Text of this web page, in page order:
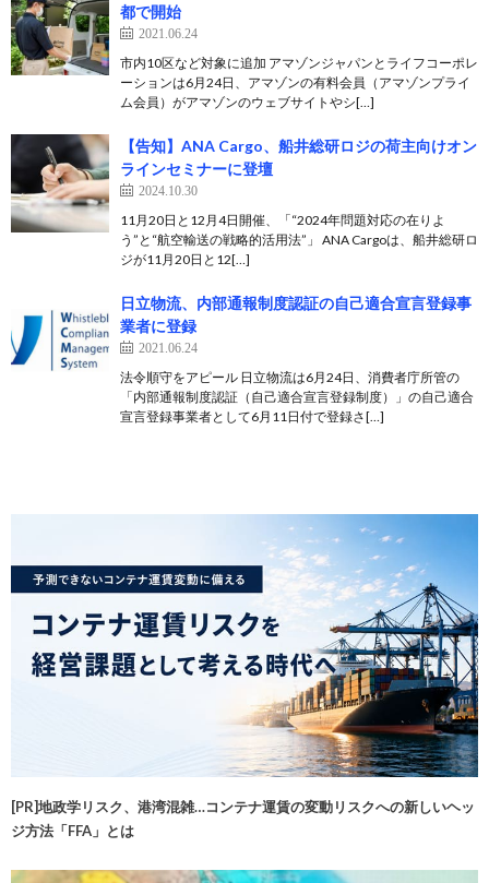
都で開始
2021.06.24
市内10区など対象に追加 アマゾンジャパンとライフコーポレ
ーションは6月24日、アマゾンの有料会員（アマゾンプライ
ム会員）がアマゾンのウェブサイトやシ[…]
【告知】ANA Cargo、船井総研ロジの荷主向けオン
ラインセミナーに登壇
2024.10.30
11月20日と12月4日開催、「“2024年問題対応の在りよ
う”と“航空輸送の戦略的活用法”」 ANA Cargoは、船井総研ロ
ジが11月20日と12[…]
日立物流、内部通報制度認証の自己適合宣言登録事
業者に登録
2021.06.24
法令順守をアピール 日立物流は6月24日、消費者庁所管の
「内部通報制度認証（自己適合宣言登録制度）」の自己適合
宣言登録事業者として6月11日付で登録さ[…]
[PR]地政学リスク、港湾混雑…コンテナ運賃の変動リスクへの新しいヘッ
ジ方法「FFA」とは